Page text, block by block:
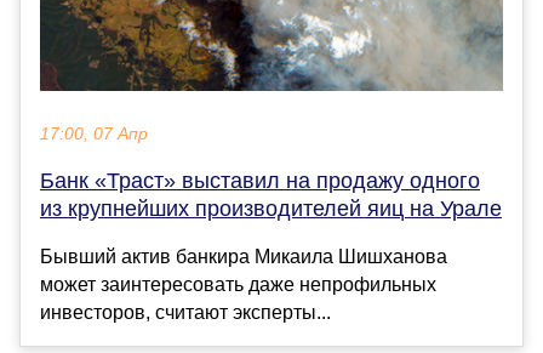
17:00, 07 Апр
Банк «Траст» выставил на продажу одного
из крупнейших производителей яиц на Урале
Бывший актив банкира Микаила Шишханова
может заинтересовать даже непрофильных
инвесторов, считают эксперты...